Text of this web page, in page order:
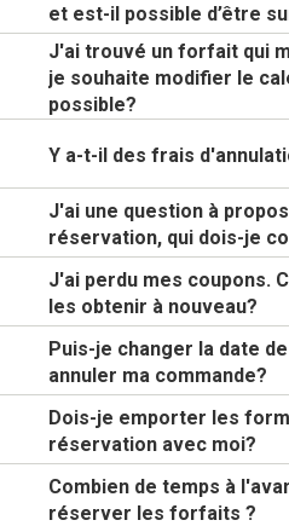
et est-il possible d’être
J'ai trouvé un forfait qui
je souhaite modifier le
possible?
Y a-t-il des frais
J'ai une question à
réservation, qui dois-je
J'ai perdu mes coupons.
les obtenir à nouveau?
Puis-je changer la date
annuler ma commande?
Dois-je emporter les
réservation avec moi?
Combien de temps à
réserver les forfaits ?